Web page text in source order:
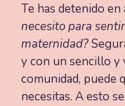
Te has detenido
necesito para
maternidad?
y con un sencillo y
comunidad, puede
necesitas. A esto